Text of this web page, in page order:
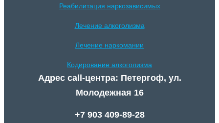
Реабилитация наркозависимых
Лечение алкоголизма
Лечение наркомании
Кодирование алкоголизма
Адрес call-центра: Петергоф, ул.
Молодежная 16
+7 903 409-89-28